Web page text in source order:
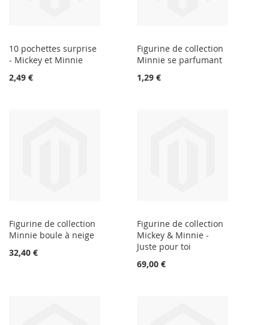
10 pochettes surprise
- Mickey et Minnie
2,49 €
Figurine de collection
Minnie se parfumant
1,29 €
Figurine de collection
Minnie boule à neige
32,40 €
Figurine de collection
Mickey & Minnie -
Juste pour toi
69,00 €